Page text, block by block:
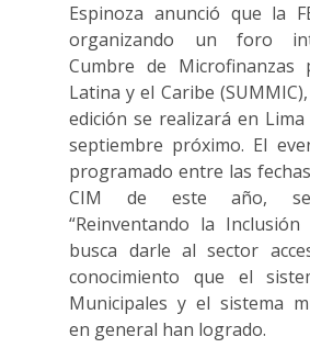
Espinoza anunció que la
organizando un foro
Cumbre de Microfinanzas
Latina y el Caribe
edición se realizará en
septiembre próximo. El
programado entre las
CIM de este año, se
“Reinventando la Inclusión
busca darle al sector
conocimiento que el
Municipales y el sistema
en general han logrado.